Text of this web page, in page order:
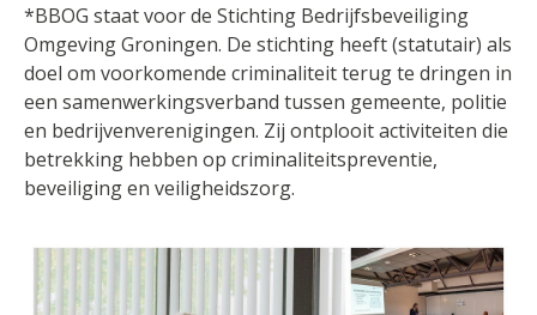
*BBOG staat voor de Stichting Bedrijfsbeveiliging
Omgeving Groningen. De stichting heeft (statutair) als
doel om voorkomende criminaliteit terug te dringen in
een samenwerkingsverband tussen gemeente, politie
en bedrijvenverenigingen. Zij ontplooit activiteiten die
betrekking hebben op criminaliteitspreventie,
beveiliging en veiligheidszorg.